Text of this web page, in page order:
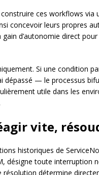
ces workflows via
concevoir leurs propres
d’autonomie direct
Si une condition
dépassé — le processus
utile dans les
vite,
historiques de
désigne toute interruption
détermine